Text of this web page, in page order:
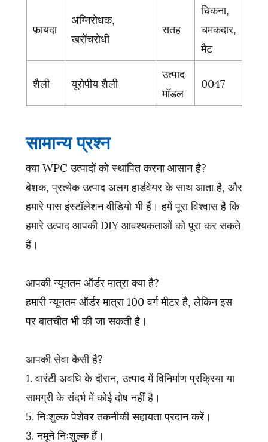
फ़ायदा
अग्निरोधक,
खरोंचरोधी
सतह
चिकना,
चमकदार,
मैट
शैली यूरोपीय शैली
उत्पाद
मॉडल
0047
सामान्य प्रश्न
क्या WPC उत्पादों को स्थापित करना आसान है?
बेशक, प्रत्येक उत्पाद अलग हार्डवेयर के साथ आता है, और
हमारे पास इंस्टॉलेशन वीडियो भी हैं। हमें पूरा विश्वास है कि
हमारे उत्पाद आपकी DIY आवश्यकताओं को पूरा कर सकते
हैं।
आपकी न्यूनतम ऑर्डर मात्रा क्या है?
हमारी न्यूनतम ऑर्डर मात्रा 100 वर्ग मीटर है, लेकिन इस
पर बातचीत भी की जा सकती है।
आपकी सेवा कैसी है?
1. वारंटी अवधि के दौरान, उत्पाद में विनिर्माण प्रक्रिया या
सामग्री के संदर्भ में कोई दोष नहीं है।
5. निःशुल्क पेशेवर तकनीकी सहायता प्रदान करें।
3. नमूने निःशुल्क हैं।